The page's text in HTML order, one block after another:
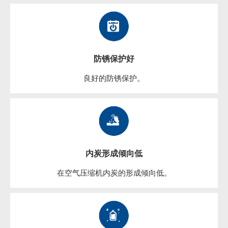
防锈保护好
良好的防锈保护。
内炭形成倾向低
在空气压缩机内炭的形成倾向低。